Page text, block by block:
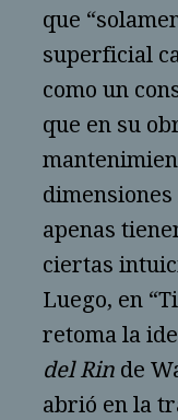
que
superficial
como un
que en su
apenas
ciertas
Luego, en
retoma la
del Rin de
abrió en la